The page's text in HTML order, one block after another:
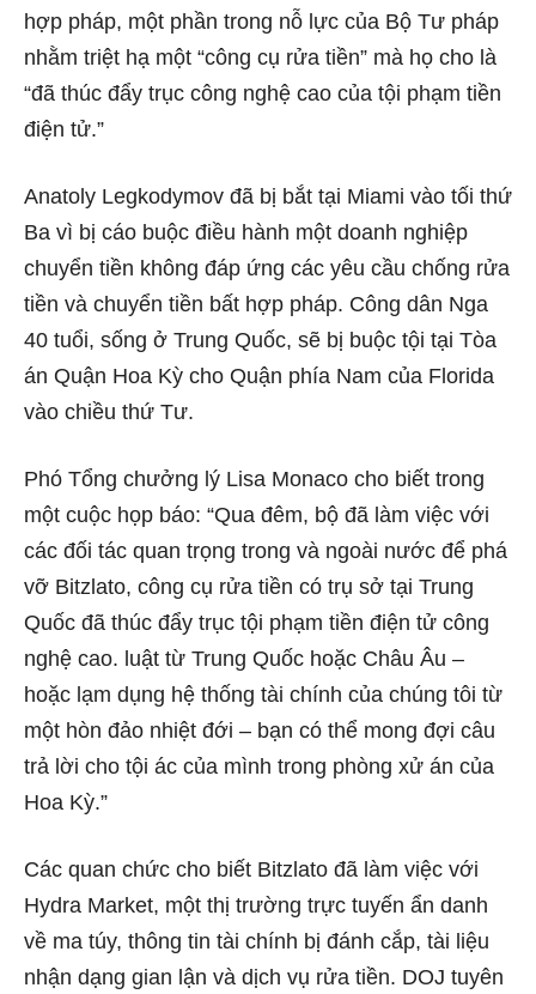
hợp pháp, một phần trong nỗ lực của Bộ Tư pháp
nhằm triệt hạ một “công cụ rửa tiền” mà họ cho là
“đã thúc đẩy trục công nghệ cao của tội phạm tiền
điện tử.”
Anatoly Legkodymov đã bị bắt tại Miami vào tối thứ
Ba vì bị cáo buộc điều hành một doanh nghiệp
chuyển tiền không đáp ứng các yêu cầu chống rửa
tiền và chuyển tiền bất hợp pháp. Công dân Nga
40 tuổi, sống ở Trung Quốc, sẽ bị buộc tội tại Tòa
án Quận Hoa Kỳ cho Quận phía Nam của Florida
vào chiều thứ Tư.
Phó Tổng chưởng lý Lisa Monaco cho biết trong
một cuộc họp báo: “Qua đêm, bộ đã làm việc với
các đối tác quan trọng trong và ngoài nước để phá
vỡ Bitzlato, công cụ rửa tiền có trụ sở tại Trung
Quốc đã thúc đẩy trục tội phạm tiền điện tử công
nghệ cao. luật từ Trung Quốc hoặc Châu Âu –
hoặc lạm dụng hệ thống tài chính của chúng tôi từ
một hòn đảo nhiệt đới – bạn có thể mong đợi câu
trả lời cho tội ác của mình trong phòng xử án của
Hoa Kỳ.”
Các quan chức cho biết Bitzlato đã làm việc với
Hydra Market, một thị trường trực tuyến ẩn danh
về ma túy, thông tin tài chính bị đánh cắp, tài liệu
nhận dạng gian lận và dịch vụ rửa tiền. DOJ tuyên